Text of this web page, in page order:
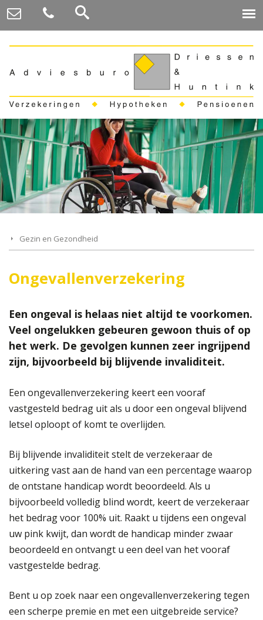
Gezin en Gezondheid
Ongevallenverzekering
Een ongeval is helaas niet altijd te voorkomen.
Veel ongelukken gebeuren gewoon thuis of op
het werk. De gevolgen kunnen zeer ingrijpend
zijn, bijvoorbeeld bij blijvende invaliditeit.
Een ongevallenverzekering keert een vooraf
vastgesteld bedrag uit als u door een ongeval blijvend
letsel oploopt of komt te overlijden.
Bij blijvende invaliditeit stelt de verzekeraar de
uitkering vast aan de hand van een percentage waarop
de ontstane handicap wordt beoordeeld. Als u
bijvoorbeeld volledig blind wordt, keert de verzekeraar
het bedrag voor 100% uit. Raakt u tijdens een ongeval
uw pink kwijt, dan wordt de handicap minder zwaar
beoordeeld en ontvangt u een deel van het vooraf
vastgestelde bedrag.
Bent u op zoek naar een ongevallenverzekering tegen
een scherpe premie en met een uitgebreide service?